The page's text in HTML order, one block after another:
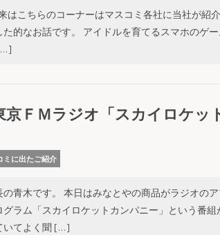
はこちらのコーナーはマスコミ各社に当社が紹
た的なお話です。 アイドルを育てるスマホのゲ
京ＦＭラジオ「スカイロケッ
ミに出たご紹介
の青木です。 本日はみなとやの商品がラジオの
グラム「スカイロケットカンパニー」という番
いてよく聞 […]